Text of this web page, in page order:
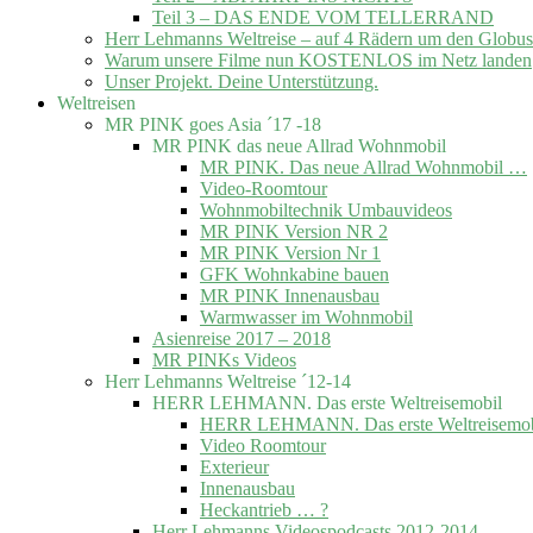
Teil 3 – DAS ENDE VOM TELLERRAND
Herr Lehmanns Weltreise – auf 4 Rädern um den Globus
Warum unsere Filme nun KOSTENLOS im Netz landen
Unser Projekt. Deine Unterstützung.
Weltreisen
MR PINK goes Asia ´17 -18
MR PINK das neue Allrad Wohnmobil
MR PINK. Das neue Allrad Wohnmobil …
Video-Roomtour
Wohnmobiltechnik Umbauvideos
MR PINK Version NR 2
MR PINK Version Nr 1
GFK Wohnkabine bauen
MR PINK Innenausbau
Warmwasser im Wohnmobil
Asienreise 2017 – 2018
MR PINKs Videos
Herr Lehmanns Weltreise ´12-14
HERR LEHMANN. Das erste Weltreisemobil
HERR LEHMANN. Das erste
Video Roomtour
Exterieur
Innenausbau
Heckantrieb … ?